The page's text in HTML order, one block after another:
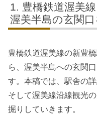
豊橋鉄道渥美
渥美半島の玄関
豊橋鉄道渥美線の新豊
ら、渥美半島への玄関
す。本稿では、駅舎の
そして渥美線沿線観光
掘りしていきます。